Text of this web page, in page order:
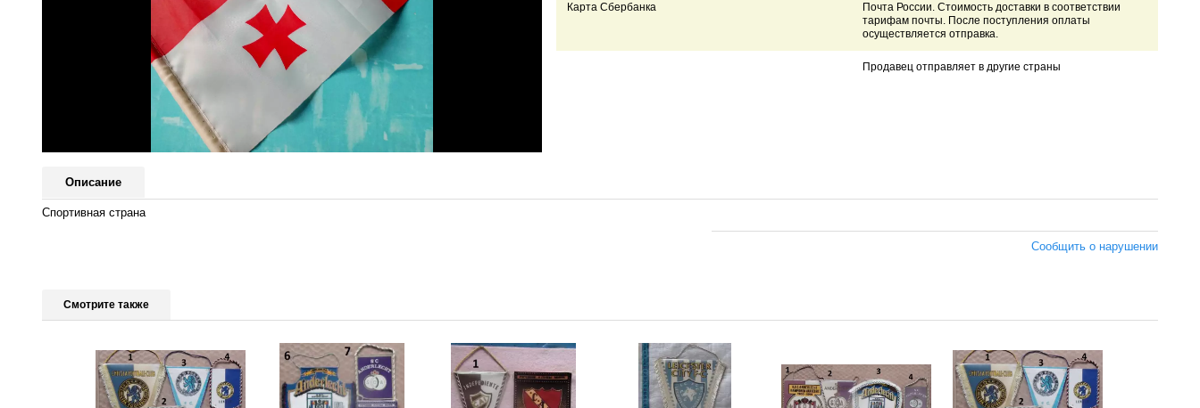
Карта Сбербанка
Почта России. Стоимость доставки в соответствии
тарифам почты. После поступления оплаты
осуществляется отправка.
Продавец отправляет в другие страны
Описание
Спортивная страна
Сообщить о нарушении
Смотрите также